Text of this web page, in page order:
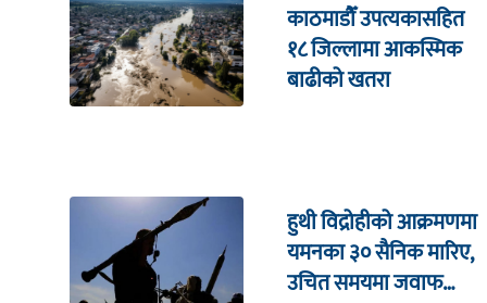
काठमाडौँ उपत्यकासहित
१८ जिल्लामा आकस्मिक
बाढीको खतरा
हुथी विद्रोहीको आक्रमणमा
यमनका ३० सैनिक मारिए,
उचित समयमा जवाफ